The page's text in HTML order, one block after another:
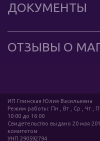
ДОКУМЕНТЫ
ОТЗЫВЫ О
ИП Глинская Юлия Васильевна
Режим работы: Пн , Вт , Ср , Чт ,
10:00 до 16:00
Свидетельство выдано 20 мая
комитетом
УНП 290592794